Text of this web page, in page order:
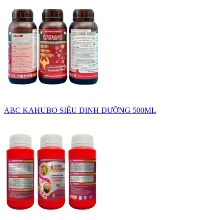
ABC KAHUBO SIÊU DINH DƯỠNG 500ML